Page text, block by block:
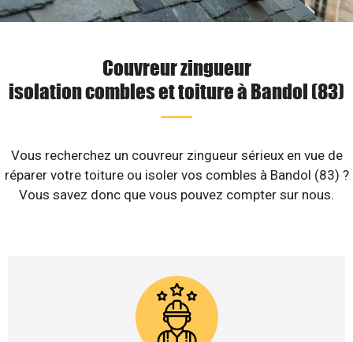
Couvreur zingueur
isolation combles et toiture à Bandol (83)
Vous recherchez un couvreur zingueur sérieux en vue de
réparer votre toiture ou isoler vos combles à Bandol (83) ?
Vous savez donc que vous pouvez compter sur nous.